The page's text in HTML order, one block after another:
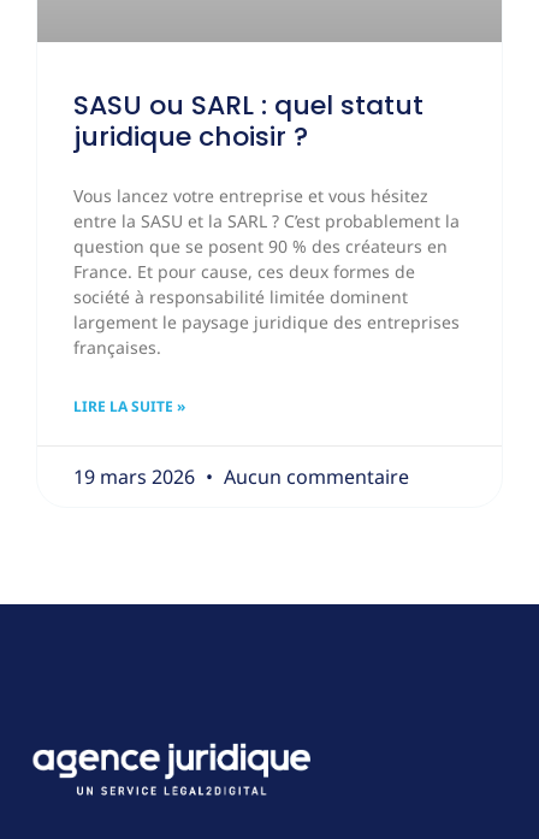
SASU ou SARL : quel statut
juridique choisir ?
Vous lancez votre entreprise et vous hésitez
entre la SASU et la SARL ? C’est probablement la
question que se posent 90 % des créateurs en
France. Et pour cause, ces deux formes de
société à responsabilité limitée dominent
largement le paysage juridique des entreprises
françaises.
LIRE LA SUITE »
19 mars 2026 Aucun commentaire